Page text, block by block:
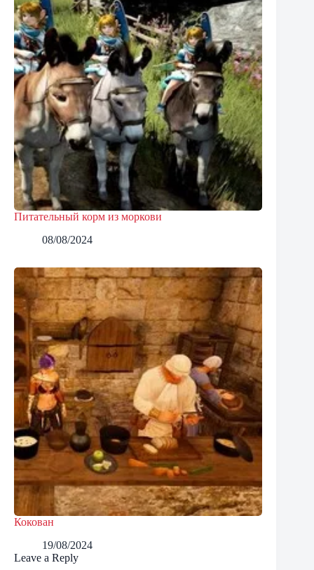
Питательный корм из моркови
08/08/2024
Кокован
19/08/2024
Leave a Reply